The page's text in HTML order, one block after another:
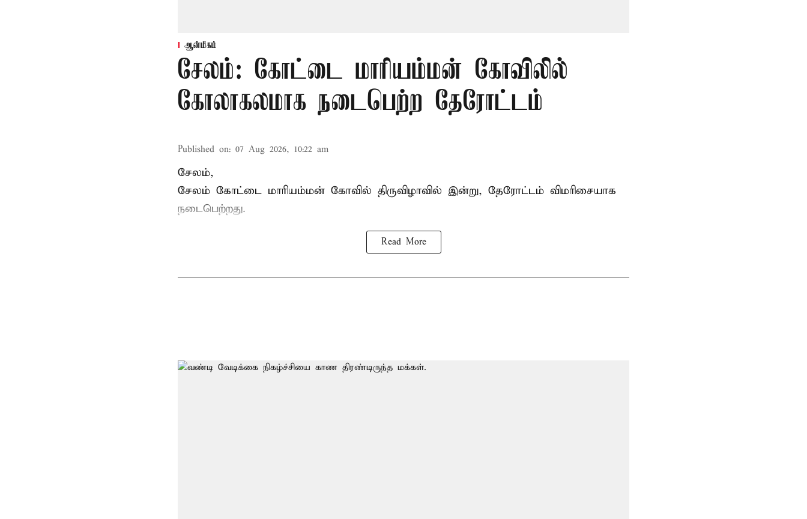
ஆன்மிகம்
சேலம்: கோட்டை மாரியம்மன் கோவிலில்
கோலாகலமாக நடைபெற்ற தேரோட்டம்
Published on: 07 Aug 2026, 10:22 am
சேலம்,
சேலம் கோட்டை மாரியம்மன் கோவில் திருவிழாவில் இன்று, தேரோட்டம் விமரிசையாக
நடைபெற்றது.
Read More